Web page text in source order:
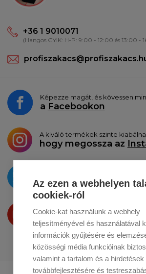
+36 1 9010071
(Hangos GYIK: H-P: 9:00 - 12:00 és 13:00 -
Képezze magát, és kövessen
a Facebookon
A kiváló termékek szinte
hogy megossza az
a Twitterentesszük
Termékeinket
a Youtube-on is
Az ezen a webhelyen
cookiek-ról
Cookie-kat használunk a webhely
teljesítményével és használatával
információk gyűjtésére és
közösségi média funkcióinak
valamint a tartalom és a hirdetések
továbbfejlesztésére és